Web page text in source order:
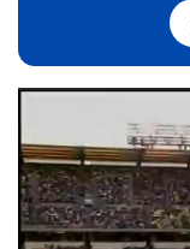
vídeo